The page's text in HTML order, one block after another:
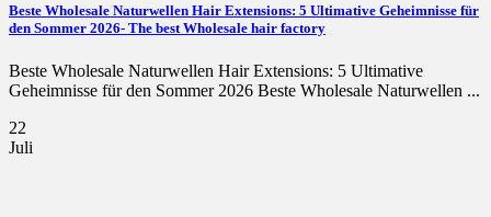
Beste Wholesale Naturwellen Hair Extensions: 5 Ultimative Geheimnisse für
den Sommer 2026- The best Wholesale hair factory
Beste Wholesale Naturwellen Hair Extensions: 5 Ultimative
Geheimnisse für den Sommer 2026 Beste Wholesale Naturwellen ...
22
Juli